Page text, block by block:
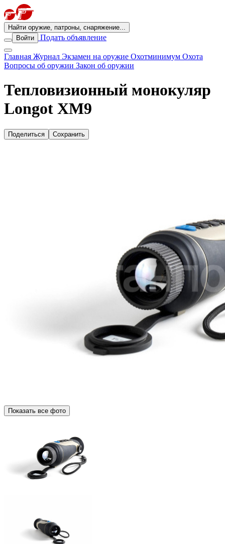
Найти оружие, патроны, снаряжение...
Войти
Подать объявление
Главная Журнал Экзамен на оружие Охотминимум Охота
Вопросы об оружии Закон об оружии
Тепловизионный монокуляр
Longot XM9
Поделиться Сохранить
Показать все фото